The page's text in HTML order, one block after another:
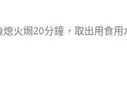
火焗20分鐘，取出用食